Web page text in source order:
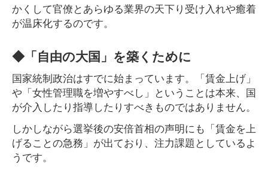
かくして官僚とあらゆる業界の天下り受け入れや癒着
が温床化するのです。
◆「自由の大国」を築くために
国家統制政治はすでに始まっています。「賃金上げ」
や「女性管理職を増やすべし」ということは本来、国
が介入したり指導したりすべきものではありません。
しかしながら選挙後の安倍首相の声明にも「賃金を上
げることの急務」が出ており、注力課題としているよ
うです。